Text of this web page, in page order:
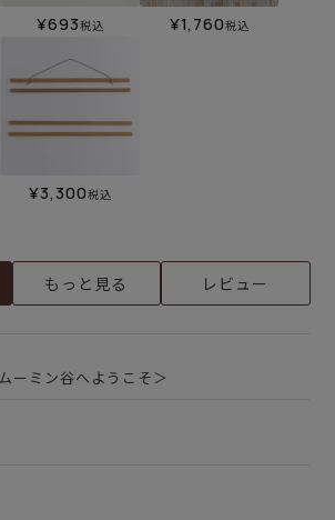
¥693税込 ¥1,760税込
¥3,300税込
もっと見る レビュー
ーミン谷へようこそ＞